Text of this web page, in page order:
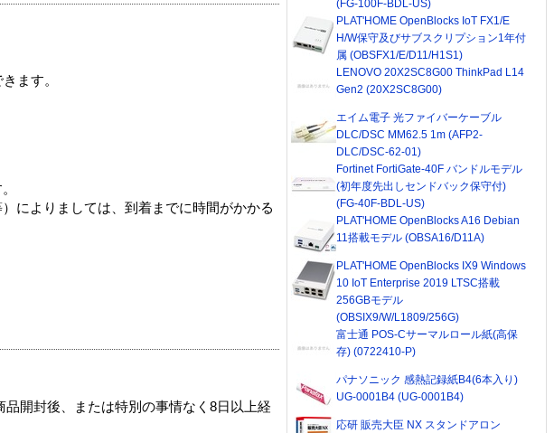
ます。
によりましては、到着までに時間がかかる
開封後、または特別の事情なく8日以上経
(FG-100F-BDL-US)
PLAT'HOME OpenBlocks IoT FX1/E
H/W保守及びサブスクリプション1年付
属 (OBSFX1/E/D11/H1S1)
LENOVO 20X2SC8G00 ThinkPad L14
Gen2 (20X2SC8G00)
エイム電子 光ファイバーケーブル
DLC/DSC MM62.5 1m (AFP2-
DLC/DSC-62-01)
Fortinet FortiGate-40F バンドルモデル
(初年度先出しセンドバック保守付)
(FG-40F-BDL-US)
PLAT'HOME OpenBlocks A16 Debian
11搭載モデル (OBSA16/D11A)
PLAT'HOME OpenBlocks IX9 Windows
10 IoT Enterprise 2019 LTSC搭載
256GBモデル
(OBSIX9/W/L1809/256G)
富士通 POS-Cサーマルロール紙(高保
存) (0722410-P)
パナソニック 感熱記録紙B4(6本入り)
UG-0001B4 (UG-0001B4)
応研 販売大臣 NX スタンドアロン